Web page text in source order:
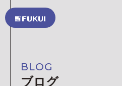
COMPANY
BLOG
ブログ